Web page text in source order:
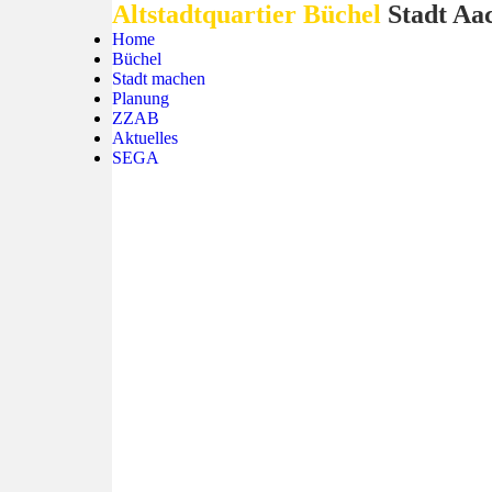
Altstadtquartier Büchel Stadt
Home
Büchel
Stadt machen
Planung
ZZAB
Aktuelles
SEGA